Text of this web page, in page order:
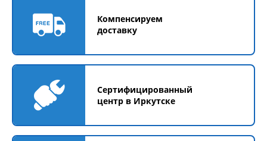
Компенсируем
доставку
Сертифицированный
центр в Иркутске